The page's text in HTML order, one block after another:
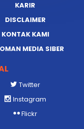
KARIR
DISCLAIMER
KONTAK KAMI
MEDIA SIBER
Twitter
Instagram
Flickr